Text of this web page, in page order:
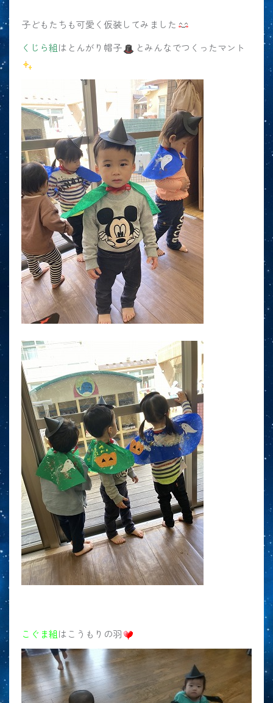
子どもたちも可愛く仮装してみました
くじら組はとんがり帽子 とみんなでつくったマント
こぐま組はこうもりの羽